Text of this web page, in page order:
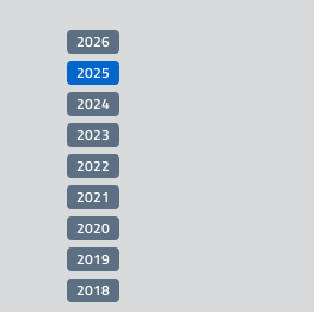
2026
2025
2024
2023
2022
2021
2020
2019
2018